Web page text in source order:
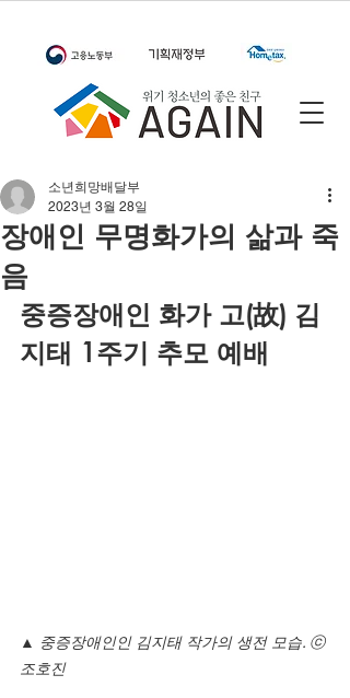
장애인 무명화가의 삶과 죽
음
소년희망배달부
2023년 3월 28일
중증장애인 화가 고(故) 김
지태 1주기 추모 예배
▲ 중증장애인인 김지태 작가의 생전 모습. ⓒ
조호진